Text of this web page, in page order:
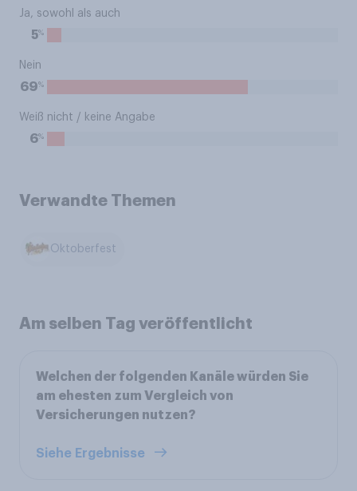
Ja, sowohl als auch
5%
Nein
69%
Weiß nicht / keine Angabe
6%
Verwandte Themen
Oktoberfest
Am selben Tag veröffentlicht
Welchen der folgenden Kanäle würden Sie
am ehesten zum Vergleich von
Versicherungen nutzen?
Siehe Ergebnisse